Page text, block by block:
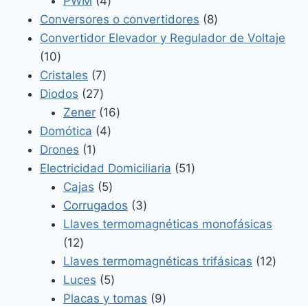
productos
Conversores o convertidores 88
productos
Convertidor Elevador y Regulador de Voltaje
1010
productos
Cristales 77
productos
Diodos 2727
productos
Zener 1616
Domótica 44
Drones 11
producto
Electricidad Domiciliaria 5151
Cajas 55
productos
Corrugados 33
productos
Llaves termomagnéticas monofásicas
1212
productos
Llaves termomagnéticas trifásicas 1212
Luces 55
productos
Placas y tomas 99